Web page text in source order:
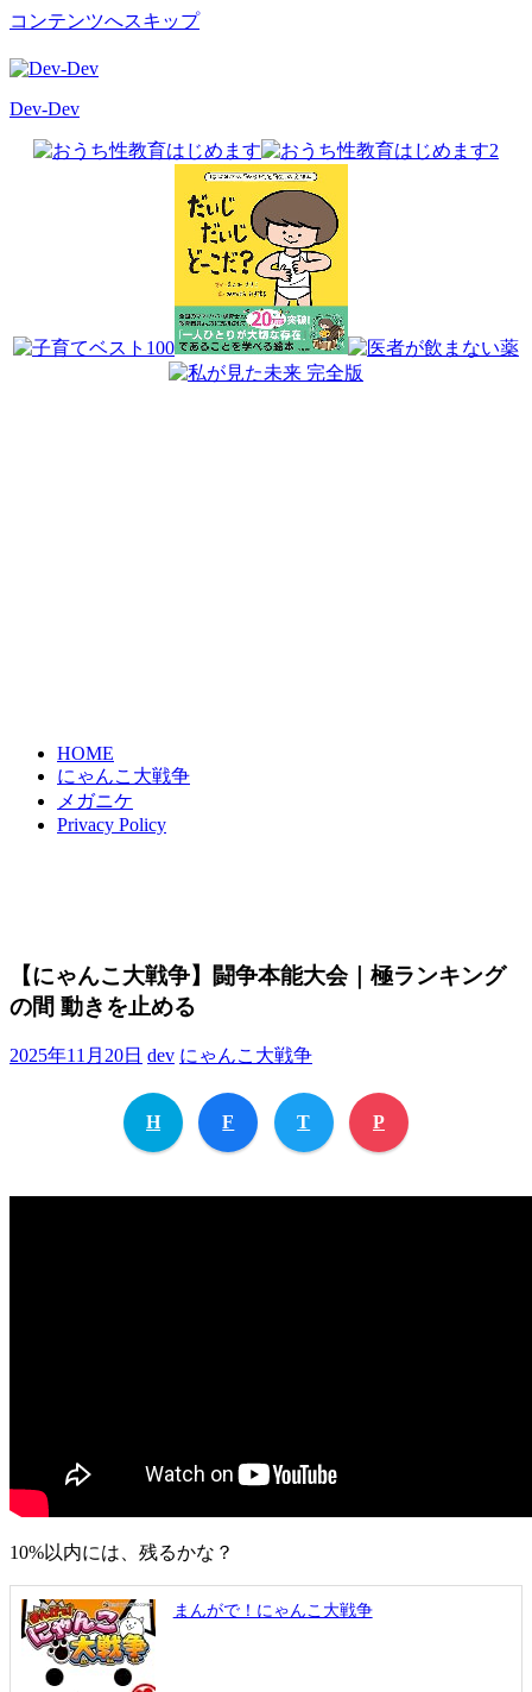
コンテンツへスキップ
Dev-Dev
HOME
にゃんこ大戦争
メガニケ
Privacy Policy
【にゃんこ大戦争】闘争本能大会｜極ランキング
の間 動きを止める
2025年11月20日 dev にゃんこ大戦争
H F T P
10%以内には、残るかな？
まんがで！にゃんこ大戦争